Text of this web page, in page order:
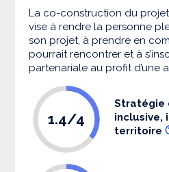
La co-construction du
vise à rendre la personne
son projet, à prendre en
pourrait rencontrer et à
partenariale au profit d’une
1.4/4
Stratégie
inclusive,
territoire